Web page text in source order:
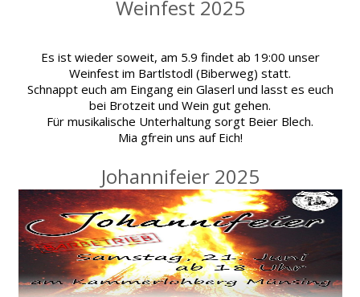
Weinfest 2025
Es ist wieder soweit, am 5.9 findet ab 19:00 unser
Weinfest im Bartlstodl (Biberweg) statt.
Schnappt euch am Eingang ein Glaserl und lasst es euch
bei Brotzeit und Wein gut gehen.
Für musikalische Unterhaltung sorgt Beier Blech.
Mia gfrein uns auf Eich!
Johannifeier 2025